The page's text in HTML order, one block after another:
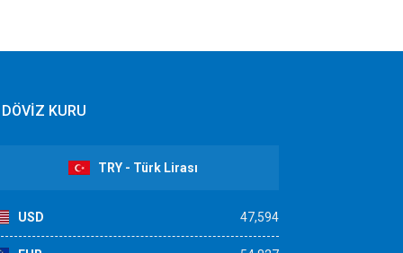
DÖVİZ KURU
TRY - Türk Lirası
USD 47,594